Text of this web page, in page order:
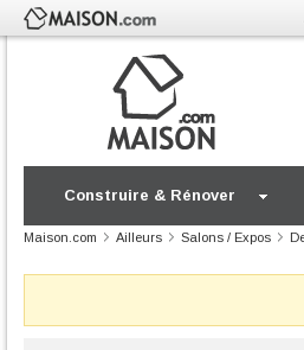
Construire & Rénover
Maison.com Ailleurs Salons / Expos